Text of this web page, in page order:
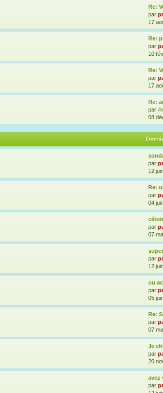
Re:
par
17
Re:
par
10
Re:
par
17
Re:
par
08
par
12
Re:
par
04
par
07
par
12
ou
par
05
Re:
par
07
Je
par
20
avez
par